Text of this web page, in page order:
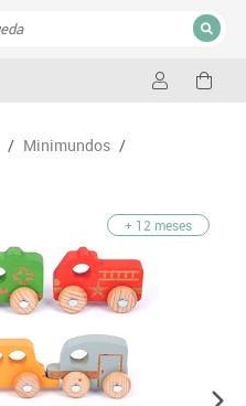
CERRAR
/ Minimundos /
+ 12 meses